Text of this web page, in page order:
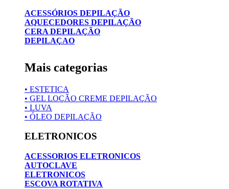
ACESSÓRIOS DEPILAÇÃO
AQUECEDORES DEPILAÇÃO
CERA DEPILAÇÃO
DEPILAÇAO
Mais categorias
• ESTETICA
• GEL LOÇÃO CREME DEPILAÇÃO
• LUVA
• ÓLEO DEPILAÇÃO
ELETRONICOS
ACESSORIOS ELETRONICOS
AUTOCLAVE
ELETRONICOS
ESCOVA ROTATIVA